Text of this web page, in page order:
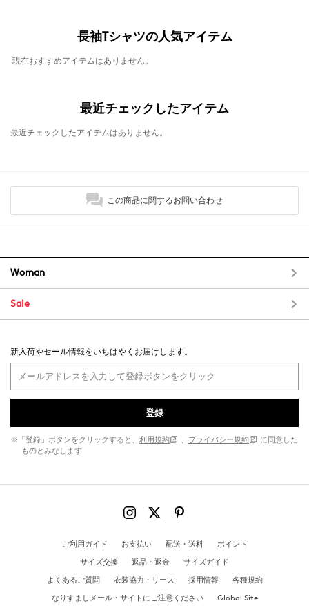
長袖Tシャツの人気アイテム
現在おすすめアイテムはありません。
最近チェックしたアイテム
最近チェックしたアイテムはありません。
この商品に関するお問い合わせ
Woman
Sale
新入荷やセール情報をいちはやくお届けします。
登録
※「登録」ボタンをクリックすると、 利用規約 、 プライバシー規約
に同意した
ものとみなします
ご利用ガイド お支払い 配送・送料
ポイント
サイズ交換
返品・返金
サイズガイド
よくあるご質問
衣装協力・リース 採用情報
各種規約
なりすましメール・サイトにご注意ください
Global Site